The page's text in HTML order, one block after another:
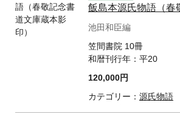
飯島本源氏物語（春
池田和臣編
笠間書院 10冊
和暦刊行年： 平20
120,000円
カテゴリー： 源氏物語